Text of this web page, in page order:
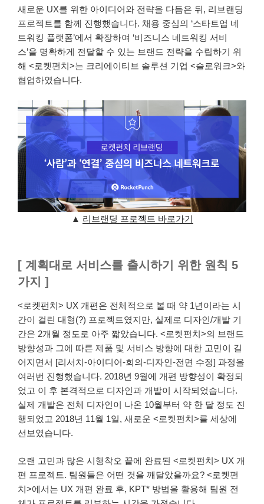
새로운 UX를 위한 아이디어와 전략을 다듬은 뒤, 리브랜딩
프로젝트를 함께 진행했습니다. 채용 중심의 ‘스타트업 네
트워킹 플랫폼’에서 확장하여 ‘비즈니스 네트워킹 서비
스’을 명확하게 전달할 수 있는 브랜드 전략을 수립하기 위
해 <로켓펀치>는 크리에이티브 솔루션 기업 <슬로워크>와
협업하였습니다.
▲ 리브랜딩 프로젝트 바로가기
[ 계획대로 서비스를 출시하기 위한 원칙 5
가지 ]
<로켓펀치> UX 개편은 전체적으로 볼 때 약 1년이라는 시
간이 걸린 대형(?) 프로젝트였지만, 실제로 디자인/개발 기
간은 2개월 정도로 아주 짧았습니다. <로켓펀치>의 브랜드
방향성과 그에 따른 제품 및 서비스 방향에 대한 고민이 길
어지면서 [리서치-아이디어-회의-디자인-전면 수정] 과정을
여러번 진행했습니다. 2018년 9월에 개편 방향성이 확정되
었고 이 후 본격적으로 디자인과 개발이 시작되었습니다.
실제 개발은 전체 디자인이 나온 10월부터 약 한 달 정도 진
행되었고 2018년 11월 1일, 새로운 <로켓펀치>를 세상에
선보였습니다.
오랜 고민과 많은 시행착오 끝에 완료된 <로켓펀치> UX 개
편 프로젝트. 팀원들은 어떤 것을 깨달았을까요? <로켓펀
치>에서는 UX 개편 완료 후, KPT* 방법을 활용해 팀원 전